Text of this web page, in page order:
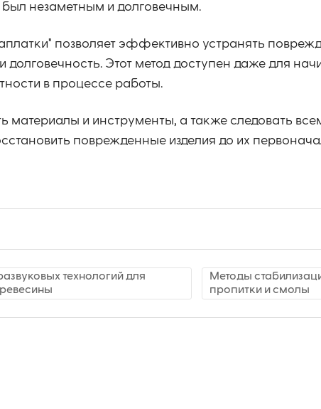
был незаметным и долговечным.
позволяет эффективно устранять
долговечность. Этот метод доступен даже для
в процессе работы.
материалы и инструменты, а также следовать
поврежденные изделия до их
технологий для
Методы
пропитки и смолы